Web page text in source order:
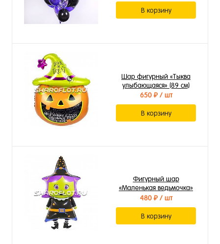
В корзину
Шар фигурный «Тыква
улыбающаяся» (89 см)
650 ₽/ шт
В корзину
Фигурный шар
«Маленькая ведьмочка»
(99 см)
480 ₽/ шт
В корзину